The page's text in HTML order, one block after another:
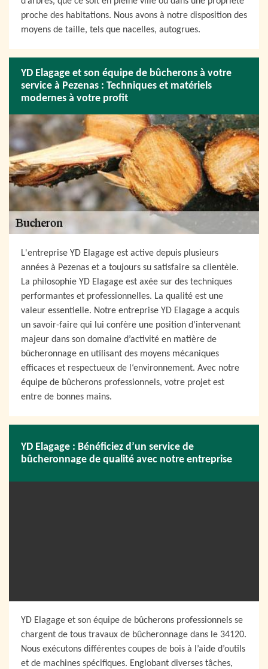
proche des habitations. Nous avons à notre disposition des
moyens de taille, tels que nacelles, autogrues.
YD Elagage et son équipe de bûcherons à votre
service à Pezenas : Techniques et matériels
modernes à votre profit
L'entreprise YD Elagage est active depuis plusieurs
années à Pezenas et a toujours su satisfaire sa clientèle.
La philosophie YD Elagage est axée sur des techniques
performantes et professionnelles. La qualité est une
valeur essentielle. Notre entreprise YD Elagage a acquis
un savoir-faire qui lui confère une position d’intervenant
majeur dans son domaine d’activité en matière de
bûcheronnage en utilisant des moyens mécaniques
efficaces et respectueux de l‘environnement. Avec notre
équipe de bûcherons professionnels, votre projet est
entre de bonnes mains.
YD Elagage : Bénéficiez d’un service de
bûcheronnage de qualité avec notre entreprise
YD Elagage et son équipe de bûcherons professionnels se
chargent de tous travaux de bûcheronnage dans le 34120.
Nous exécutons différentes coupes de bois à l’aide d’outils
et de machines spécifiques. Englobant diverses tâches,